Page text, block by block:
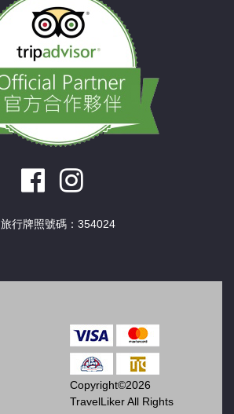
旅行牌照號碼：354024
Copyright©2026
TravelLiker All Rights